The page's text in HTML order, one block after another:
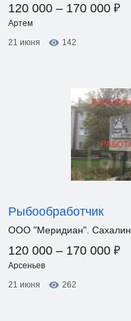
120 000 – 170 000 ₽
Артем
21 июня
142
Рыбообработчик
ООО "Меридиан". Сахалин
120 000 – 170 000 ₽
Арсеньев
21 июня
262